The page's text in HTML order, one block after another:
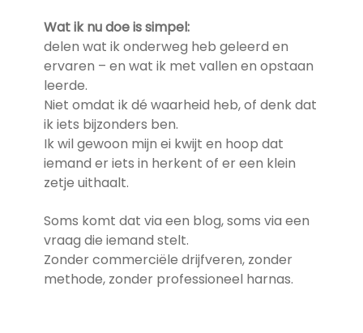
Wat ik nu doe is simpel:
delen wat ik onderweg heb geleerd en
ervaren – en wat ik met vallen en opstaan
leerde.
Niet omdat ik dé waarheid heb, of denk dat
ik iets bijzonders ben.
Ik wil gewoon mijn ei kwijt en hoop dat
iemand er iets in herkent of er een klein
zetje uithaalt.
Soms komt dat via een blog, soms via een
vraag die iemand stelt.
Zonder commerciële drijfveren, zonder
methode, zonder professioneel harnas.